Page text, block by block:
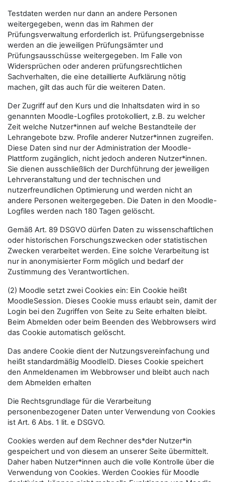
Testdaten werden nur dann an andere Personen
weitergegeben, wenn das im Rahmen der
Prüfungsverwaltung erforderlich ist. Prüfungsergebnisse
werden an die jeweiligen Prüfungsämter und
Prüfungsausschüsse weitergegeben. Im Falle von
Widersprüchen oder anderen prüfungsrechtlichen
Sachverhalten, die eine detaillierte Aufklärung nötig
machen, gilt das auch für die weiteren Daten.
Der Zugriff auf den Kurs und die Inhaltsdaten wird in so
genannten Moodle-Logfiles protokolliert, z.B. zu welcher
Zeit welche Nutzer*innen auf welche Bestandteile der
Lehrangebote bzw. Profile anderer Nutzer*innen zugreifen.
Diese Daten sind nur der Administration der Moodle-
Plattform zugänglich, nicht jedoch anderen Nutzer*innen.
Sie dienen ausschließlich der Durchführung der jeweiligen
Lehrveranstaltung und der technischen und
nutzerfreundlichen Optimierung und werden nicht an
andere Personen weitergegeben. Die Daten in den Moodle-
Logfiles werden nach 180 Tagen gelöscht.
Gemäß Art. 89 DSGVO dürfen Daten zu wissenschaftlichen
oder historischen Forschungszwecken oder statistischen
Zwecken verarbeitet werden. Eine solche Verarbeitung ist
nur in anonymisierter Form möglich und bedarf der
Zustimmung des Verantwortlichen.
(2) Moodle setzt zwei Cookies ein: Ein Cookie heißt
MoodleSession. Dieses Cookie muss erlaubt sein, damit der
Login bei den Zugriffen von Seite zu Seite erhalten bleibt.
Beim Abmelden oder beim Beenden des Webbrowsers wird
das Cookie automatisch gelöscht.
Das andere Cookie dient der Nutzungsvereinfachung und
heißt standardmäßig MoodleID. Dieses Cookie speichert
den Anmeldenamen im Webbrowser und bleibt auch nach
dem Abmelden erhalten
Die Rechtsgrundlage für die Verarbeitung
personenbezogener Daten unter Verwendung von Cookies
ist Art. 6 Abs. 1 lit. e DSGVO.
Cookies werden auf dem Rechner des*der Nutzer*in
gespeichert und von diesem an unserer Seite übermittelt.
Daher haben Nutzer*innen auch die volle Kontrolle über die
Verwendung von Cookies. Werden Cookies für Moodle